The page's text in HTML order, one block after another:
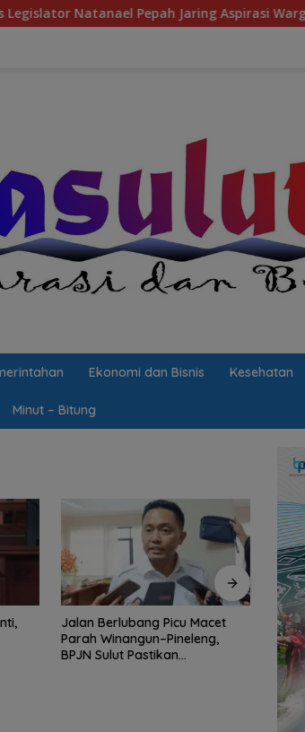
Pepah Jaring Aspirasi Warga, Kawal
Ekonomi dan Bisnis Kesehatan
Minut – Bitung
Mengawal Hak Rakyat dari
Desa Tincep: Komitmen Nyata
Ketua Komisi I DPRD Sulut